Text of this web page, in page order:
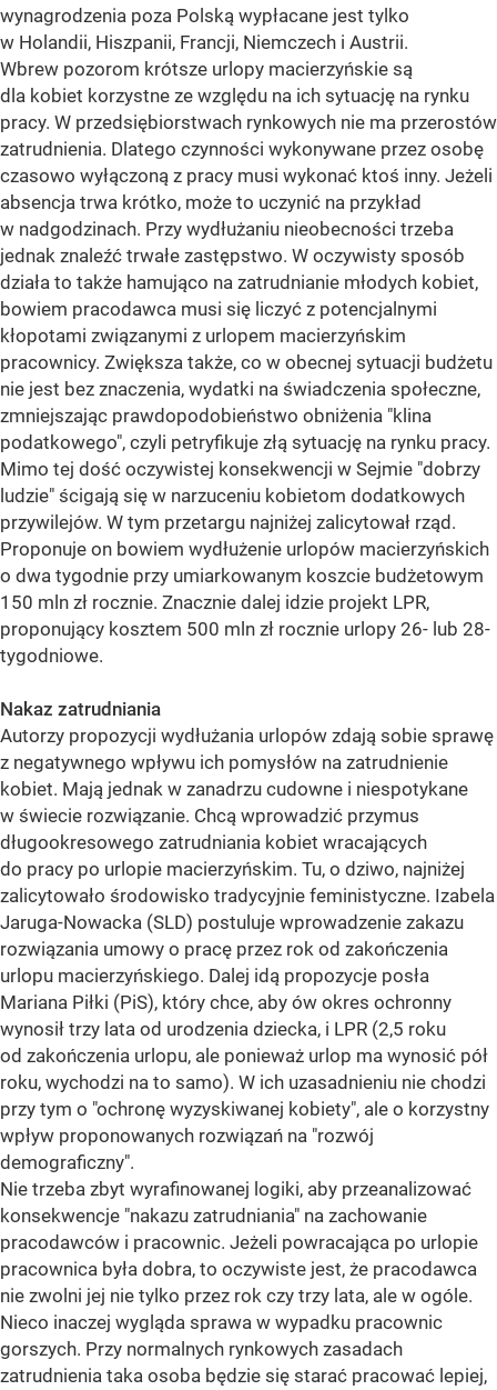
wynagrodzenia poza Polską wypłacane jest tylko
w Holandii, Hiszpanii, Francji, Niemczech i Austrii.
Wbrew pozorom krótsze urlopy macierzyńskie są
dla kobiet korzystne ze względu na ich sytuację na rynku
pracy. W przedsiębiorstwach rynkowych nie ma przerostów
zatrudnienia. Dlatego czynności wykonywane przez osobę
czasowo wyłączoną z pracy musi wykonać ktoś inny. Jeżeli
absencja trwa krótko, może to uczynić na przykład
w nadgodzinach. Przy wydłużaniu nieobecności trzeba
jednak znaleźć trwałe zastępstwo. W oczywisty sposób
działa to także hamująco na zatrudnianie młodych kobiet,
bowiem pracodawca musi się liczyć z potencjalnymi
kłopotami związanymi z urlopem macierzyńskim
pracownicy. Zwiększa także, co w obecnej sytuacji budżetu
nie jest bez znaczenia, wydatki na świadczenia społeczne,
zmniejszając prawdopodobieństwo obniżenia "klina
podatkowego", czyli petryfikuje złą sytuację na rynku pracy.
Mimo tej dość oczywistej konsekwencji w Sejmie "dobrzy
ludzie" ścigają się w narzuceniu kobietom dodatkowych
przywilejów. W tym przetargu najniżej zalicytował rząd.
Proponuje on bowiem wydłużenie urlopów macierzyńskich
o dwa tygodnie przy umiarkowanym koszcie budżetowym
150 mln zł rocznie. Znacznie dalej idzie projekt LPR,
proponujący kosztem 500 mln zł rocznie urlopy 26- lub 28-
tygodniowe.
Nakaz zatrudniania
Autorzy propozycji wydłużania urlopów zdają sobie sprawę
z negatywnego wpływu ich pomysłów na zatrudnienie
kobiet. Mają jednak w zanadrzu cudowne i niespotykane
w świecie rozwiązanie. Chcą wprowadzić przymus
długookresowego zatrudniania kobiet wracających
do pracy po urlopie macierzyńskim. Tu, o dziwo, najniżej
zalicytowało środowisko tradycyjnie feministyczne. Izabela
Jaruga-Nowacka (SLD) postuluje wprowadzenie zakazu
rozwiązania umowy o pracę przez rok od zakończenia
urlopu macierzyńskiego. Dalej idą propozycje posła
Mariana Piłki (PiS), który chce, aby ów okres ochronny
wynosił trzy lata od urodzenia dziecka, i LPR (2,5 roku
od zakończenia urlopu, ale ponieważ urlop ma wynosić pół
roku, wychodzi na to samo). W ich uzasadnieniu nie chodzi
przy tym o "ochronę wyzyskiwanej kobiety", ale o korzystny
wpływ proponowanych rozwiązań na "rozwój
demograficzny".
Nie trzeba zbyt wyrafinowanej logiki, aby przeanalizować
konsekwencje "nakazu zatrudniania" na zachowanie
pracodawców i pracownic. Jeżeli powracająca po urlopie
pracownica była dobra, to oczywiste jest, że pracodawca
nie zwolni jej nie tylko przez rok czy trzy lata, ale w ogóle.
Nieco inaczej wygląda sprawa w wypadku pracownic
gorszych. Przy normalnych rynkowych zasadach
zatrudnienia taka osoba będzie się starać pracować lepiej,